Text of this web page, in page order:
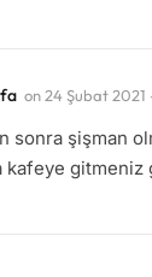
on24 Şubat
sonra şişman
kafeye gitmeniz